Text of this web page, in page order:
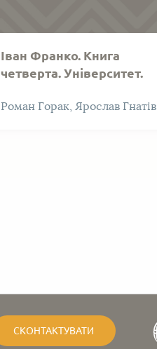
Іван Франко. Книга
четверта. Університет.
Роман Горак, Ярослав Гнатів
СКОНТАКТУВАТИ